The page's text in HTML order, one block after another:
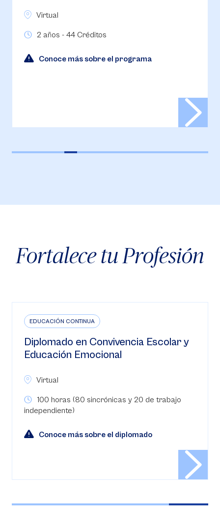
Virtual
2 años - 44 Créditos
Conoce más sobre el programa
Fortalece tu Profesión
EDUCACIÓN CONTINUA
Diplomado en Convivencia Escolar y
Educación Emocional
Virtual
100 horas (80 sincrónicas y 20 de trabajo
independiente)
Conoce más sobre el diplomado